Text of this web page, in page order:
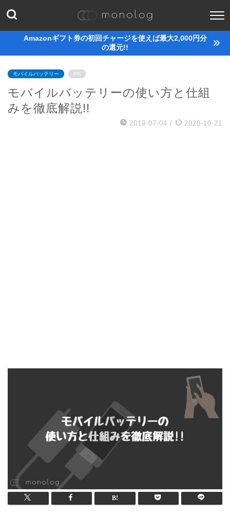
Amazonギフト券の初回チャージを使えば最大2,000円分
の還元!!
モバイルバッテリー PR
モバイルバッテリーの使い方と仕組
みを徹底解説!!
2019-07-04 / 2020-10-21